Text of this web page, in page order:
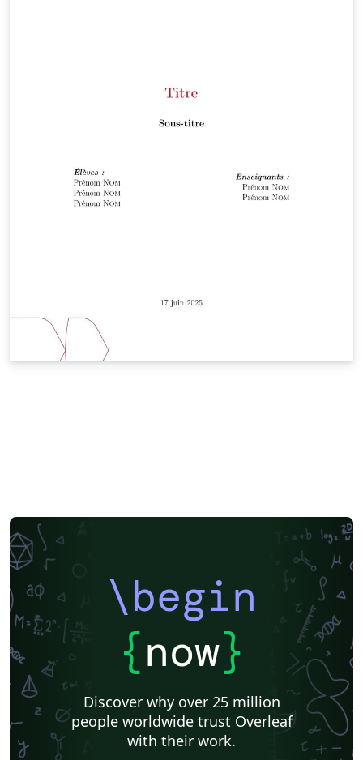
\begin
{now}
Discover why over 25 million
people worldwide trust Overleaf
with their work.